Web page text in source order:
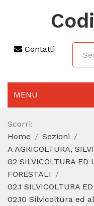
Contatti
MENU
AGGIORNAMENTO
SEZIONI
CODICE ATECO A
REGIME
CODICE FISCALE
Scorri:
Home
Sezioni
A AGRICOLTURA,
02 SILVICOLTURA ED
FORESTALI
02.1 SILVICOLTURA
02.10 Silvicoltura ed